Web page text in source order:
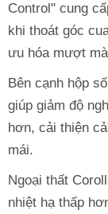
Control" cung
khi thoát góc
ưu hóa mượt
Bên cạnh hộp
giúp giảm độ
hơn, cải thiện
mái.
Ngoại thất
nhiệt hạ thấp